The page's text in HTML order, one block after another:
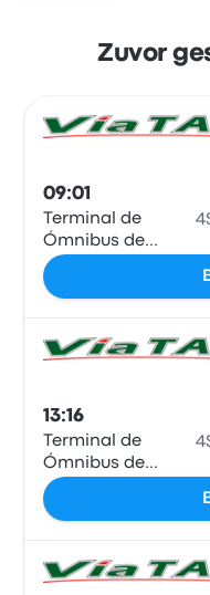
Zuvor
09:01
Terminal de
Ómnibus de
Bariloche
13:16
Terminal de
Ómnibus de
Bariloche